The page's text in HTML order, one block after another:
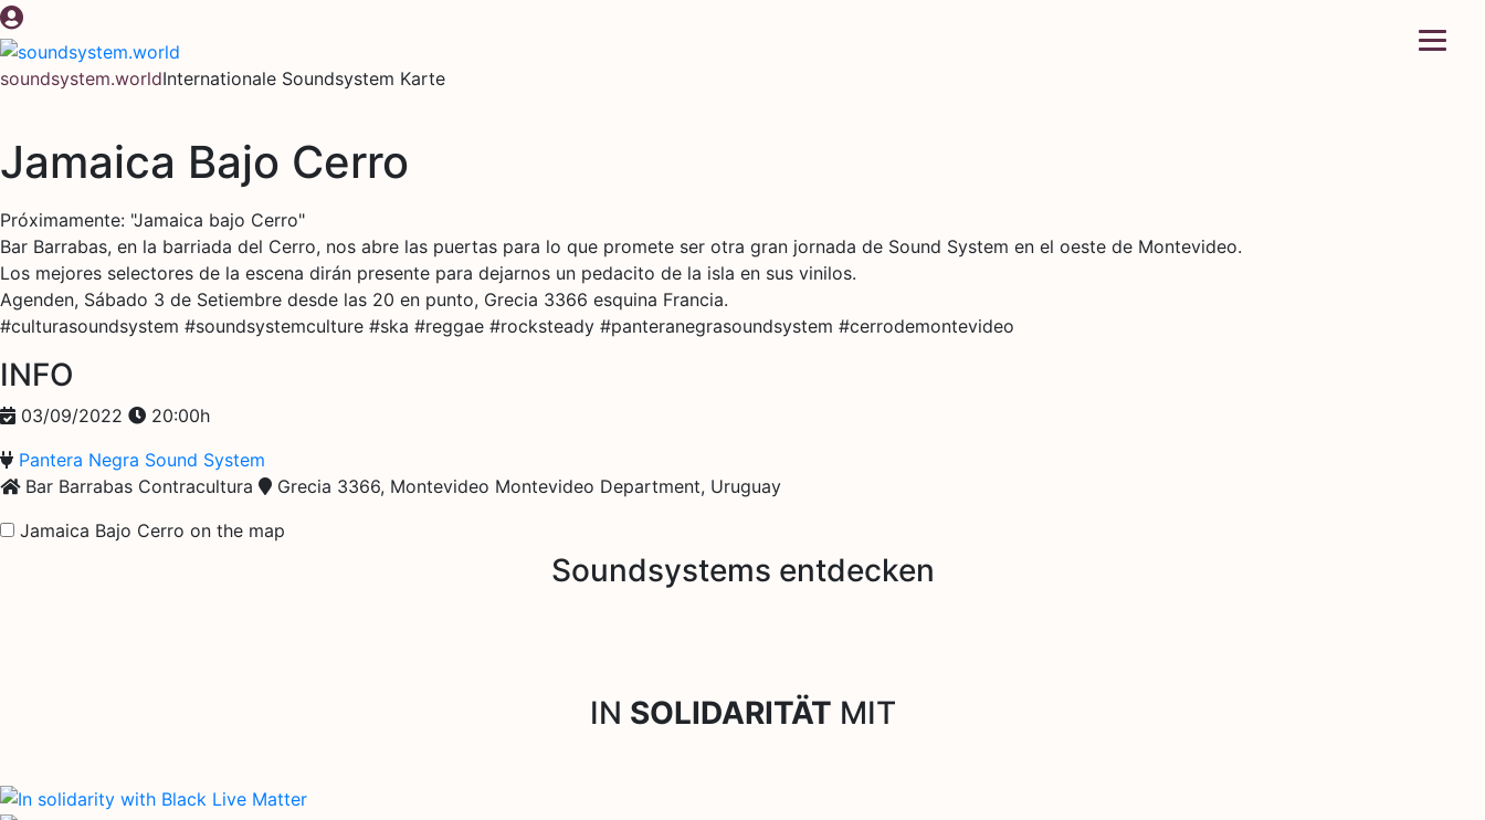
Zum
Inhalt
springen
soundsystem.worldInternationale Soundsystem Karte
Jamaica Bajo Cerro
Próximamente: "Jamaica bajo Cerro"
Bar Barrabas, en la barriada del Cerro, nos abre las puertas para lo que promete ser otra gran jornada de Sound System en el oeste de Montevideo.
Los mejores selectores de la escena dirán presente para dejarnos un pedacito de la isla en sus vinilos.
Agenden, Sábado 3 de Setiembre desde las 20 en punto, Grecia 3366 esquina Francia.
#culturasoundsystem #soundsystemculture #ska #reggae #rocksteady #panteranegrasoundsystem #cerrodemontevideo
INFO
03/09/2022
20:00h
Pantera Negra Sound System
Bar Barrabas Contracultura
Grecia 3366, Montevideo Montevideo Department, Uruguay
Jamaica Bajo Cerro on the map
Soundsystems entdecken
IN SOLIDARITÄT MIT